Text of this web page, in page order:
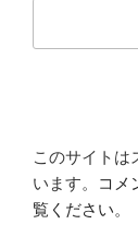
このサイトは
います。
コメ
覧ください。